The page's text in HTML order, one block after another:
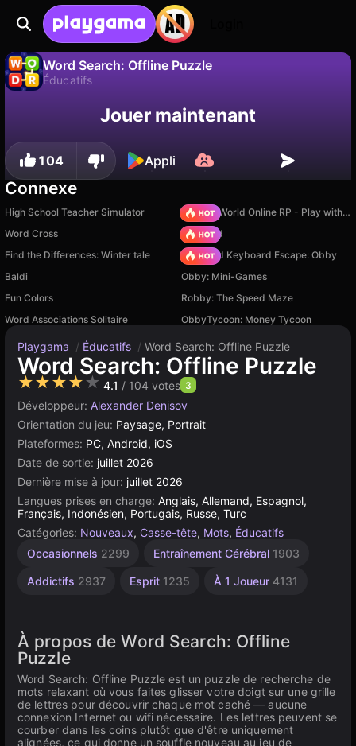
Word Search: Offline Puzzle
Éducatifs
progression !
Non Enregistrer
Jouer maintenant
104 Appli
Connexe
High School Teacher Simulator
Sprunki World Online RP - Play with Friends!
Word Cross
TB World
Find the Differences: Winter tale
+1 Speed Keyboard Escape: Obby
Baldi
Obby: Mini-Games
Fun Colors
Robby: The Speed Maze
Word Associations Solitaire
ObbyTycoon: Money Tycoon
Playgama / Éducatifs / Word Search: Offline Puzzle
Word Search: Offline Puzzle
★★★★★ 4.1 / 104 votes 3
Développeur: Alexander Denisov
Orientation du jeu: Paysage, Portrait
Plateformes: PC, Android, iOS
Date de sortie: juillet 2026
Dernière mise à jour: juillet 2026
Langues prises en charge: Anglais, Allemand, Espagnol,
Français, Indonésien, Portugais, Russe, Turc
Catégories: Nouveaux, Casse-tête, Mots, Éducatifs
Occasionnels 2299 Entraînement Cérébral 1903
Addictifs 2937 Esprit 1235 À 1 Joueur 4131
À propos de Word Search: Offline
Puzzle
Word Search: Offline Puzzle est un puzzle de recherche de
mots relaxant où vous faites glisser votre doigt sur une grille
de lettres pour découvrir chaque mot caché — aucune
connexion Internet ou wifi nécessaire. Les lettres peuvent se
courber dans les coins plutôt que d'être uniquement
alignées, ce qui donne un souffle nouveau au jeu de